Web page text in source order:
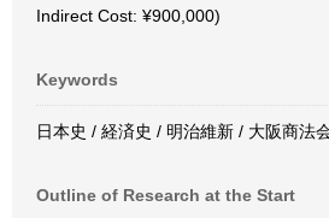
Indirect Cost: ¥900,000)
Keywords
日本史 / 経済史 / 明治維新 / 大阪商法
Outline of Research at the Start